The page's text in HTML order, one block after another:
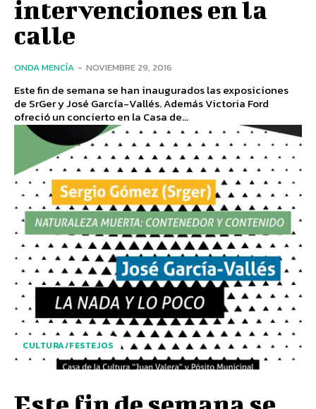
intervenciones en la
calle
ONDA MENCÍA - NOVIEMBRE 29, 2016
Este fin de semana se han inaugurados las exposiciones
de SrGer y José García-Vallés. Además Victoria Ford
ofreció un concierto en la Casa de...
CULTURA/FESTEJOS